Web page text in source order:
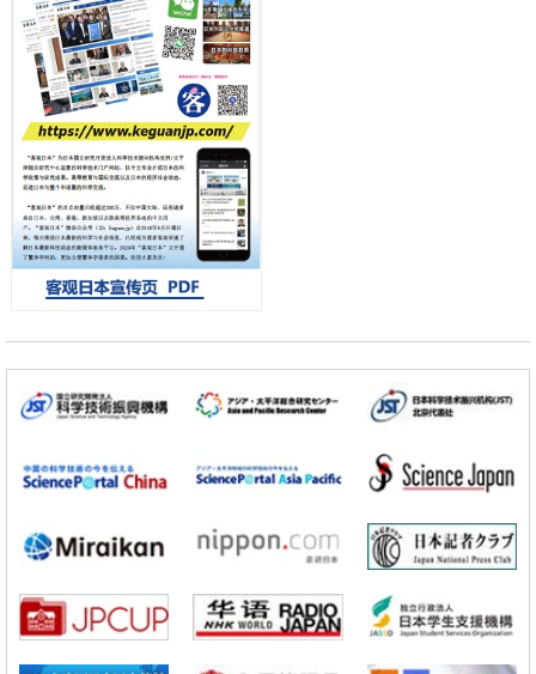
佳治疗
科学研究
【JST事业成果】发现室温下工作的交替磁体
科学研究
夜景也能清晰呈现在纸上——日本“铁路摄影迷”教授研发新技术
科学研究
【JST事业成果】开发低成本与低功耗的新型AI处理器
政策
日本科研费增设国际共同研究强化新类别，促进青年研究人员赴海外开
展研究
经济・社会
能力与生产力
科学研究
该基因的必要性因菌株而异
经济・社会
科学研究
【JST事业成果】开发低成本与低功耗的新型AI处理器
政策
日本科研费增设国际共同研究强化新类别，促进青年研究人员赴海外开
小岩井忠道 泷川 进